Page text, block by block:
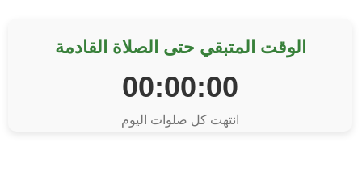
الوقت المتبقي حتى الصلاة القادمة
00:00:00
انتهت كل صلوات اليوم